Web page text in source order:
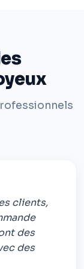
clients,
des
des